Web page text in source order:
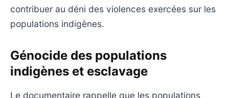
contribuer au déni des violences exercées sur les
populations indigènes.
Génocide des populations
indigènes et esclavage
Le documentaire rappelle que les populations